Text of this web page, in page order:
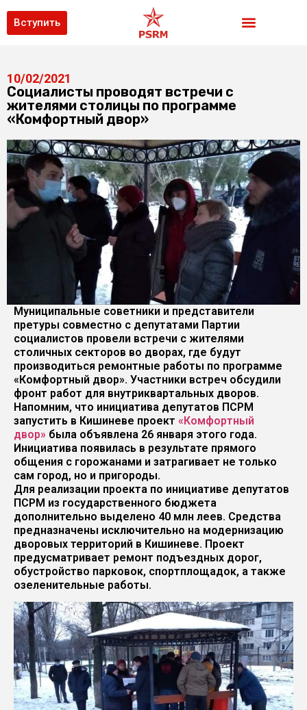
Вступить
10/02/2021
Социалисты проводят встречи с
жителями столицы по программе
«Комфортный двор»
Муниципальные советники и представители
претуры совместно с депутатами Партии
социалистов провели встречи с жителями
столичных секторов во дворах, где будут
производиться ремонтные работы по программе
«Комфортный двор». Участники встреч обсудили
фронт работ для внутриквартальных дворов.
Напомним, что инициатива депутатов ПСРМ
запустить в Кишиневе проект «Комфортный
двор» была объявлена 26 января этого года.
Инициатива появилась в результате прямого
общения с горожанами и затрагивает не только
сам город, но и пригороды.
Для реализации проекта по инициативе депутатов
ПСРМ из государственного бюджета
дополнительно выделено 40 млн леев. Средства
предназначены исключительно на модернизацию
дворовых территорий в Кишиневе. Проект
предусматривает ремонт подъездных дорог,
обустройство парковок, спортплощадок, а также
озеленительные работы.